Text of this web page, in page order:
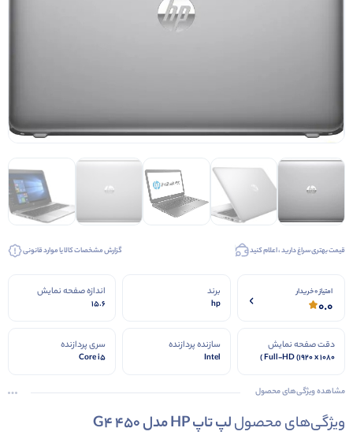
قیمت بهتری سراغ دارید ، اعلام کنید گزارش مشخصات کالا یا موارد قانونی
امتیاز 0 خریدار
0.0
برند
hp
اندازه صفحه نمایش
15.6
دقت صفحه نمایش
Full-HD (1920 x 1080 )
سازنده پردازنده
Intel
سری پردازنده
Core i5
مشاهده ویژگی‌های محصول
ویژگی‌های محصوللپ تاپ HP مدل 450 G4